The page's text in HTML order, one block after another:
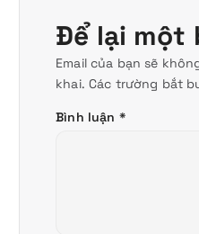
Để lại một
Email của bạn sẽ
khai. Các trường bắt
Bình luận *